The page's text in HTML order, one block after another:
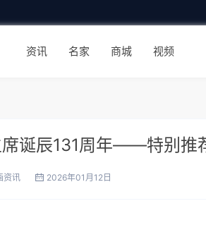
资讯 名家 商城 视频
诞辰131周年——特别推
资讯 2026年01月12日